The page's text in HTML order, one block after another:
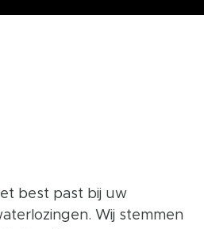
best past bij uw
Wij stemmen